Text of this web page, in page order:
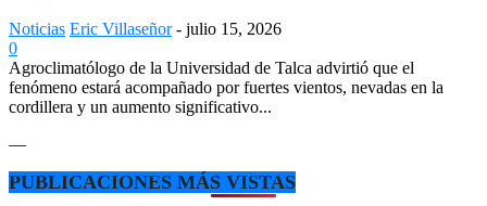
Noticias Eric Villaseñor - julio 15, 2026
0
Agroclimatólogo de la Universidad de Talca advirtió que el
fenómeno estará acompañado por fuertes vientos, nevadas en la
cordillera y un aumento significativo...
—
PUBLICACIONES MÁS VISTAS